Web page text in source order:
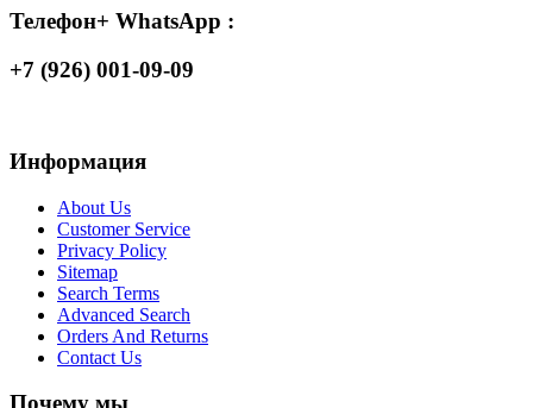
Телефон+ WhatsApp :
+7 (926) 001-09-09
Информация
About Us
Customer Service
Privacy Policy
Sitemap
Search Terms
Advanced Search
Orders And Returns
Contact Us